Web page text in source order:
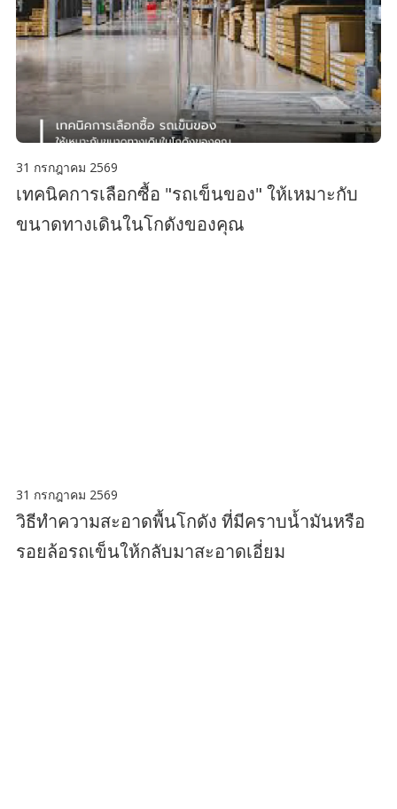
31 กรกฎาคม 2569
เทคนิคการเลือกซื้อ "รถเข็นของ" ให้เหมาะกับ
ขนาดทางเดินในโกดังของคุณ
31 กรกฎาคม 2569
วิธีทำความสะอาดพื้นโกดัง ที่มีคราบน้ำมันหรือ
รอยล้อรถเข็นให้กลับมาสะอาดเอี่ยม